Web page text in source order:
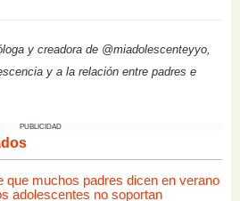
y creadora de @miadolescenteyyo,
y a la relación entre padres e
PUBLICIDAD
que muchos padres dicen en verano
adolescentes no soportan